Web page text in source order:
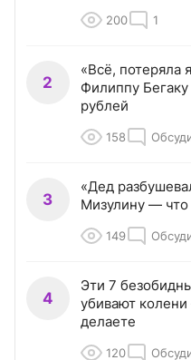
200 1
2
«Всё, потеряла
Филиппу
рублей
158
3
«Дед
Мизулину — что
149
4
Эти 7
убивают
делаете
120